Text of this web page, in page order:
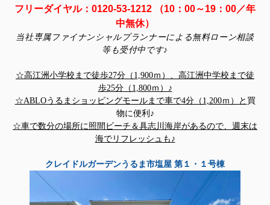
フリーダイヤル：0120-53-1212 （10：00～19：00／年
中無休）
当社専属ファイナンシャルプランナーによる無料ローン相談
等も受付中です♪
☆高江洲小学校まで徒歩27分（1,900ｍ）、高江洲中学校まで徒
歩25分（1,800ｍ）♪
☆ABLOうるまショッピングモールまで車で4分（1,200ｍ）と 買
物に便利♪
☆車で数分の場所に照間ビーチ＆具志川海岸があるので、週末は
海でリフレッシュも♪
クレイドルガーデンうるま市塩屋 第１・１号棟